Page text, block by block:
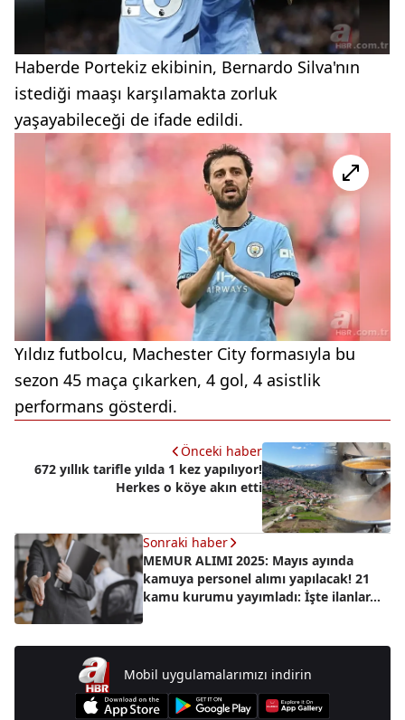
Haberde Portekiz ekibinin, Bernardo Silva'nın
istediği maaşı karşılamakta zorluk
yaşayabileceği de ifade edildi.
Yıldız futbolcu, Machester City formasıyla bu
sezon 45 maça çıkarken, 4 gol, 4 asistlik
performans gösterdi.
Önceki haber
672 yıllık tarifle yılda 1 kez yapılıyor!
Herkes o köye akın etti
Sonraki haber
MEMUR ALIMI 2025: Mayıs ayında
kamuya personel alımı yapılacak! 21
kamu kurumu yayımladı: İşte ilanlar…
Mobil uygulamalarımızı indirin